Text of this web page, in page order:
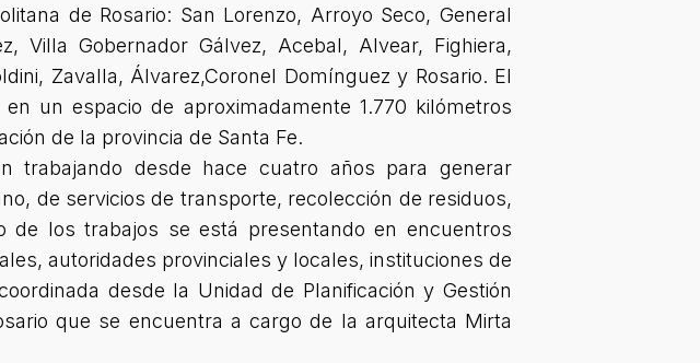
de Rosario: San Lorenzo, Arroyo Seco, General
Villa Gobernador Gálvez, Acebal, Alvear, Fighiera,
Zavalla, Álvarez,Coronel Domínguez y Rosario. El
un espacio de aproximadamente 1.770 kilómetros
de la provincia de Santa Fe.
trabajando desde hace cuatro años para generar
de servicios de transporte, recolección de residuos,
los trabajos se está presentando en encuentros
autoridades provinciales y locales, instituciones de
desde la Unidad de Planificación y Gestión
que se encuentra a cargo de la arquitecta Mirta